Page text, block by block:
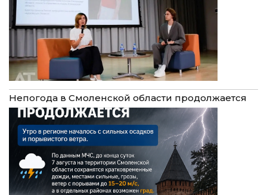
Непогода в Смоленской области продолжается